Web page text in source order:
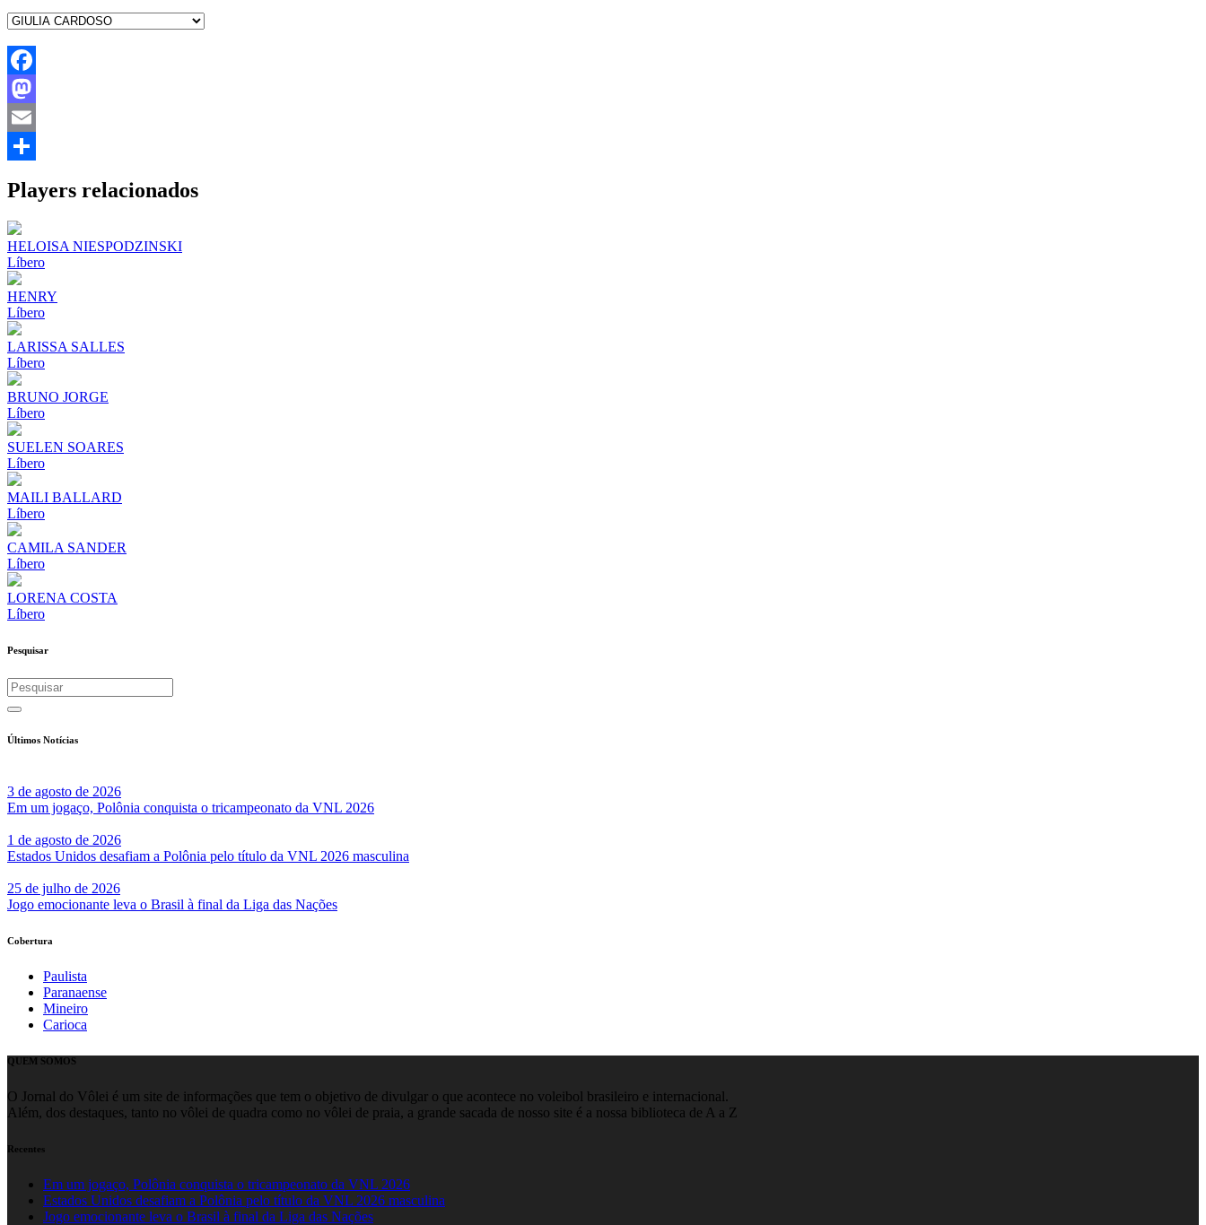
Facebook
Mastodon
Email
Players relacionados
HELOISA NIESPODZINSKI
Líbero
HENRY
Líbero
LARISSA SALLES
Líbero
BRUNO JORGE
Líbero
SUELEN SOARES
Líbero
MAILI BALLARD
Líbero
CAMILA SANDER
Líbero
LORENA COSTA
Líbero
Pesquisar
Últimos Notícias
3 de agosto de 2026
Em um jogaço, Polônia conquista o tricampeonato da VNL 2026
1 de agosto de 2026
Estados Unidos desafiam a Polônia pelo título da VNL 2026 masculina
25 de julho de 2026
Jogo emocionante leva o Brasil à final da Liga das Nações
Cobertura
Paulista
Paranaense
Mineiro
Carioca
QUEM SOMOS
O Jornal do Vôlei é um site de informações que tem o objetivo de divulgar o que acontece no voleibol brasileiro e internacional.
Além, dos destaques, tanto no vôlei de quadra como no vôlei de praia, a grande sacada de nosso site é a nossa biblioteca de A a Z
Recentes
Em um jogaço, Polônia conquista o tricampeonato da VNL 2026
Estados Unidos desafiam a Polônia pelo título da VNL 2026 masculina
Jogo emocionante leva o Brasil à final da Liga das Nações